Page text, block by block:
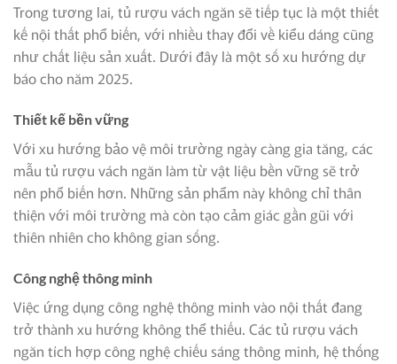
Trong tương lai, tủ rượu vách ngăn sẽ tiếp tục là một thiết
kế nội thất phổ biến, với nhiều thay đổi về kiểu dáng cũng
như chất liệu sản xuất. Dưới đây là một số xu hướng dự
báo cho năm 2025.
Thiết kế bền vững
Với xu hướng bảo vệ môi trường ngày càng gia tăng, các
mẫu tủ rượu vách ngăn làm từ vật liệu bền vững sẽ trở
nên phổ biến hơn. Những sản phẩm này không chỉ thân
thiện với môi trường mà còn tạo cảm giác gần gũi với
thiên nhiên cho không gian sống.
Công nghệ thông minh
Việc ứng dụng công nghệ thông minh vào nội thất đang
trở thành xu hướng không thể thiếu. Các tủ rượu vách
ngăn tích hợp công nghệ chiếu sáng thông minh, hệ thống